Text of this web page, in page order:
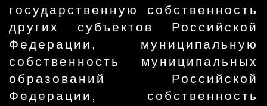
государственную собственность
других субъектов Российской
Федерации, муниципальную
собственность муниципальных
образований Российской
Федерации, собственность